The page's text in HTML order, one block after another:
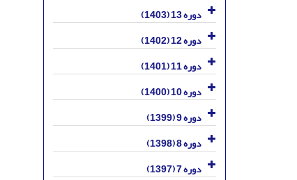
دوره 13 (1403)
دوره 12 (1402)
دوره 11 (1401)
دوره 10 (1400)
دوره 9 (1399)
دوره 8 (1398)
دوره 7 (1397)